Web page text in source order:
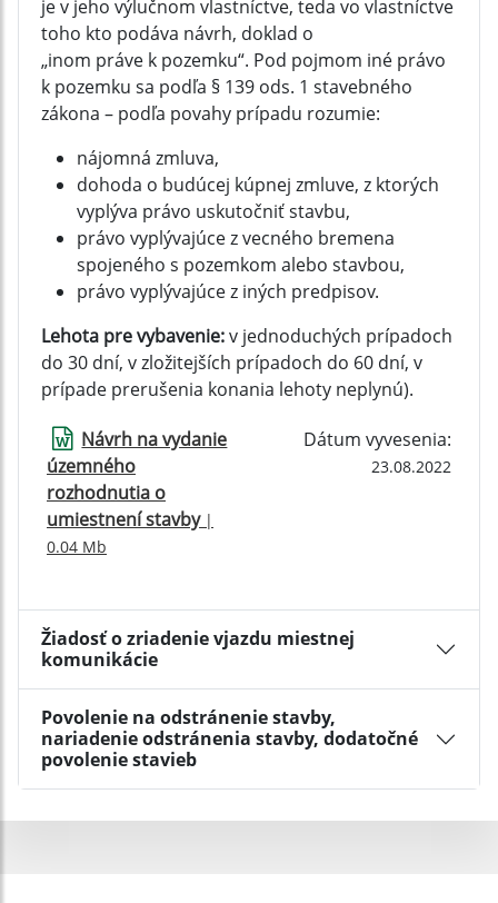
je v jeho výlučnom vlastníctve, teda vo vlastníctve
toho kto podáva návrh, doklad o
„inom práve k pozemku“. Pod pojmom iné právo
k pozemku sa podľa § 139 ods. 1 stavebného
zákona – podľa povahy prípadu rozumie:
nájomná zmluva,
dohoda o budúcej kúpnej zmluve, z ktorých
vyplýva právo uskutočniť stavbu,
právo vyplývajúce z vecného bremena
spojeného s pozemkom alebo stavbou,
právo vyplývajúce z iných predpisov.
Lehota pre vybavenie:v jednoduchých prípadoch
do 30 dní, v zložitejších prípadoch do 60 dní, v
prípade prerušenia konania lehoty neplynú).
Návrh na vydanie
územného
rozhodnutia o
umiestnení stavby|
0.04 Mb
Dátum vyvesenia:
23.08.2022
Žiadosť o zriadenie vjazdu miestnej
komunikácie
Povolenie na odstránenie stavby,
nariadenie odstránenia stavby, dodatočné
povolenie stavieb